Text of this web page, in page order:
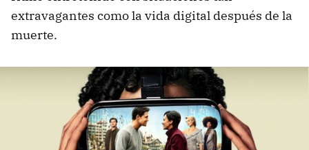
extravagantes como la vida digital después de la
muerte.